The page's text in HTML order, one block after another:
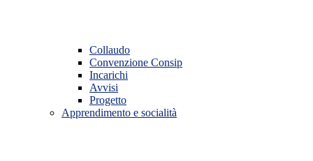
Collaudo
Convenzione Consip
Incarichi
Avvisi
Progetto
Apprendimento e socialità